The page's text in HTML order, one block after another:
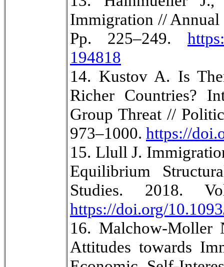
Immigration // Annual
Pp. 225–249.
194818
14. Kustov A. Is
Richer Countries?
Group Threat //
973–1000. https://
15. Llull J.
Equilibrium
Studies. 2018.
https://doi.org/
16. Malchow-Moller
Attitudes towards